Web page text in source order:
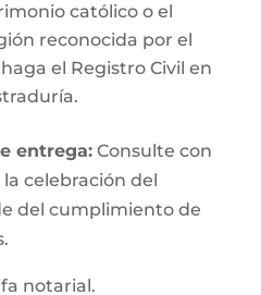
católico o el
reconocida por el
el Registro Civil en
entrega:Consulte con
celebración del
del cumplimiento de
notarial.